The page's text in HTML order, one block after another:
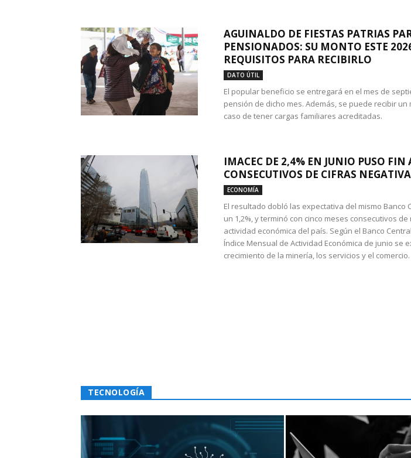
AGUINALDO DE FIESTAS PATRIAS
PENSIONADOS: SU MONTO ESTE
REQUISITOS PARA RECIBIRLO
DATO ÚTIL
El popular beneficio se entregará en el mes de
pensión de dicho mes. Además, se puede recibir un
caso de tener cargas familiares acreditadas.
IMACEC DE 2,4% EN JUNIO PUSO FIN
CONSECUTIVOS DE CIFRAS
ECONOMÍA
El resultado dobló las expectativa del mismo Banco
un 1,2%, y terminó con cinco meses consecutivos
actividad económica del país. Según el Banco
Índice Mensual de Actividad Económica de junio se
crecimiento de la minería, los servicios y el comercio.
TECNOLOGÍA